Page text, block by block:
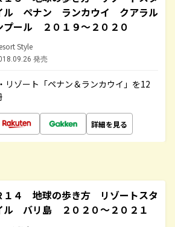
ル ペナン ランカウイ クアラル
プール ２０１９～２０２０
Style
発売
リゾート「ペナン＆ランカウイ」を12
詳細を見る
１４ 地球の歩き方 リゾートスタ
ル バリ島 ２０２０～２０２１